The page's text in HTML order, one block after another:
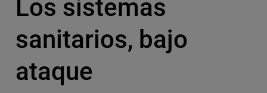
Los sistemas
sanitarios, bajo
ataque